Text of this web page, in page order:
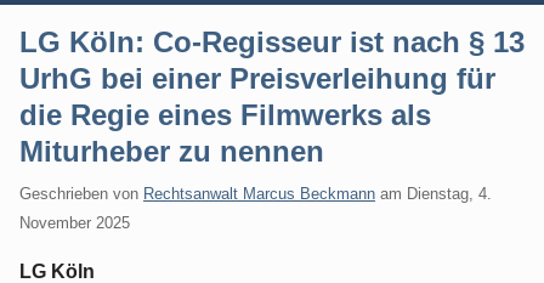
LG Köln: Co-Regisseur ist nach § 13
UrhG bei einer Preisverleihung für
die Regie eines Filmwerks als
Miturheber zu nennen
Geschrieben von Rechtsanwalt Marcus Beckmann am Dienstag, 4.
November 2025
LG Köln